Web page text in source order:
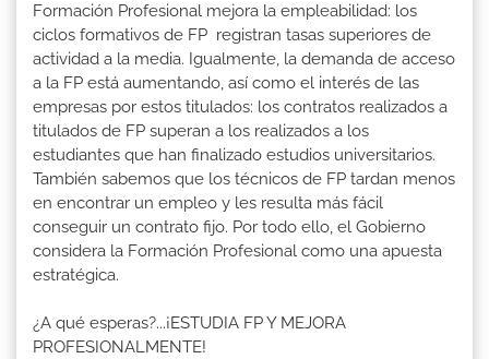
Formación Profesional mejora la empleabilidad: los
ciclos formativos de FP registran tasas superiores de
actividad a la media. Igualmente, la demanda de acceso
a la FP está aumentando, así como el interés de las
empresas por estos titulados: los contratos realizados a
titulados de FP superan a los realizados a los
estudiantes que han finalizado estudios universitarios.
También sabemos que los técnicos de FP tardan menos
en encontrar un empleo y les resulta más fácil
conseguir un contrato fijo. Por todo ello, el Gobierno
considera la Formación Profesional como una apuesta
estratégica.
¿A qué esperas?...¡ESTUDIA FP Y MEJORA
PROFESIONALMENTE!